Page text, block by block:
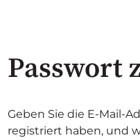
Passwort
Geben Sie die E-Mail-
registriert haben, und